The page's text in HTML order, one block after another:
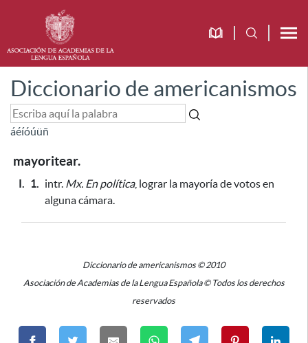
Diccionario de americanismos
áéíóúüñ
mayoritear.
I. 1. intr. Mx. En política, lograr la mayoría de votos en
alguna cámara.
Diccionario de americanismos © 2010
Asociación de Academias de la Lengua Española © Todos los derechos
reservados